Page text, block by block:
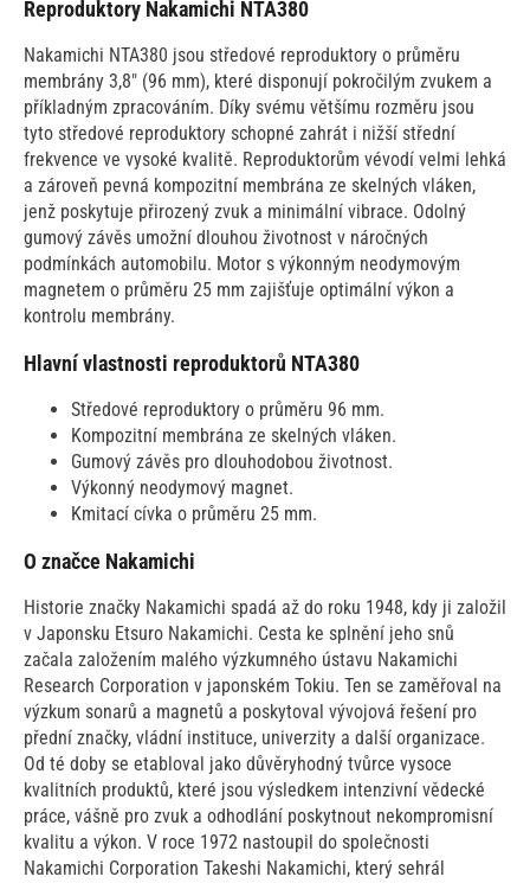
Reproduktory Nakamichi NTA380
Nakamichi NTA380 jsou středové reproduktory o průměru
membrány 3,8" (96 mm), které disponují pokročilým zvukem a
příkladným zpracováním. Díky svému většímu rozměru jsou
tyto středové reproduktory schopné zahrát i nižší střední
frekvence ve vysoké kvalitě. Reproduktorům vévodí velmi lehká
a zároveň pevná kompozitní membrána ze skelných vláken,
jenž poskytuje přirozený zvuk a minimální vibrace. Odolný
gumový závěs umožní dlouhou životnost v náročných
podmínkách automobilu. Motor s výkonným neodymovým
magnetem o průměru 25 mm zajišťuje optimální výkon a
kontrolu membrány.
Hlavní vlastnosti reproduktorů NTA380
Středové reproduktory o průměru 96 mm.
Kompozitní membrána ze skelných vláken.
Gumový závěs pro dlouhodobou životnost.
Výkonný neodymový magnet.
Kmitací cívka o průměru 25 mm.
O značce Nakamichi
Historie značky Nakamichi spadá až do roku 1948, kdy ji založil
v Japonsku Etsuro Nakamichi. Cesta ke splnění jeho snů
začala založením malého výzkumného ústavu Nakamichi
Research Corporation v japonském Tokiu. Ten se zaměřoval na
výzkum sonarů a magnetů a poskytoval vývojová řešení pro
přední značky, vládní instituce, univerzity a další organizace.
Od té doby se etabloval jako důvěryhodný tvůrce vysoce
kvalitních produktů, které jsou výsledkem intenzivní vědecké
práce, vášně pro zvuk a odhodlání poskytnout nekompromisní
kvalitu a výkon. V roce 1972 nastoupil do společnosti
Nakamichi Corporation Takeshi Nakamichi, který sehrál